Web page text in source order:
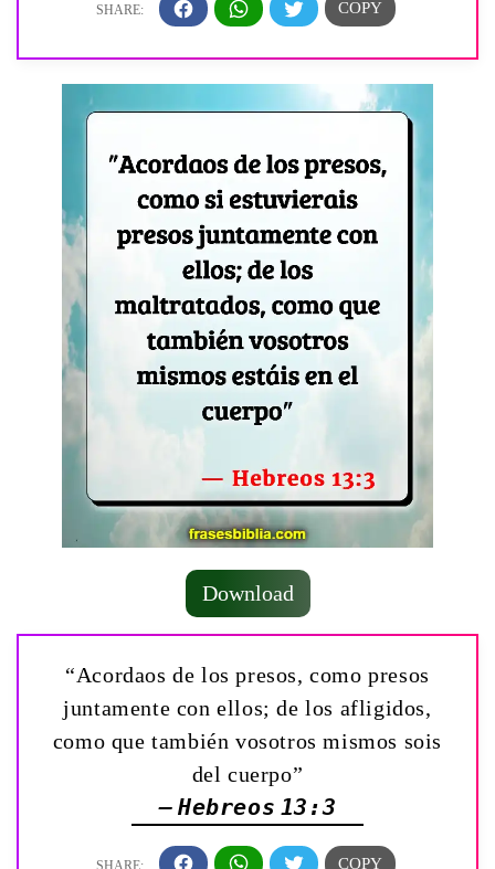
Download
“Acordaos de los presos, como presos
juntamente con ellos; de los afligidos,
como que también vosotros mismos sois
del cuerpo”
— Hebreos 13:3